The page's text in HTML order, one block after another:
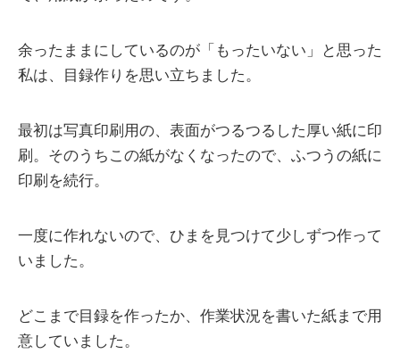
余ったままにしているのが「もったいない」と思った
私は、目録作りを思い立ちました。
最初は写真印刷用の、表面がつるつるした厚い紙に印
刷。そのうちこの紙がなくなったので、ふつうの紙に
印刷を続行。
一度に作れないので、ひまを見つけて少しずつ作って
いました。
どこまで目録を作ったか、作業状況を書いた紙まで用
意していました。